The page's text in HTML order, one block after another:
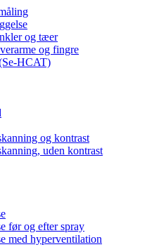
og tæer
og fingre
HCAT)
og kontrast
uden kontrast
før og efter spray
med hyperventilation